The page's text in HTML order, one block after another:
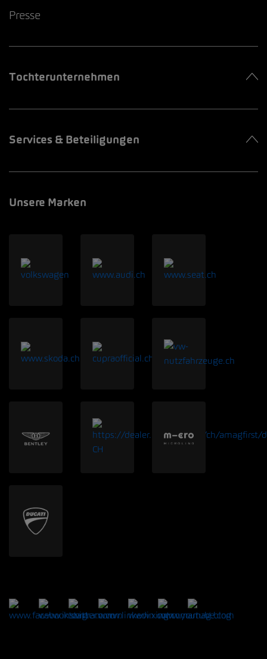
Presse
Tochterunternehmen
Services & Beteiligungen
Unsere Marken